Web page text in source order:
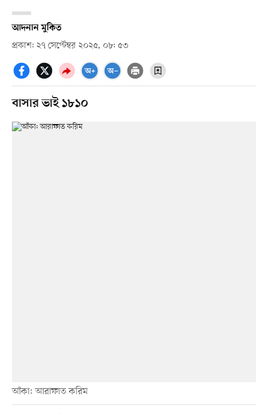
আদনান মুকিত
প্রকাশ: ২৭ সেপ্টেম্বর ২০২৫, ০৮: ৫৩
বাসার ভাই ১৮১০
আঁকা: আরাফাত করিম